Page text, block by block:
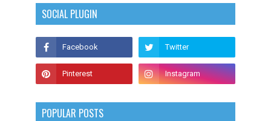
SOCIAL PLUGIN
POPULAR POSTS